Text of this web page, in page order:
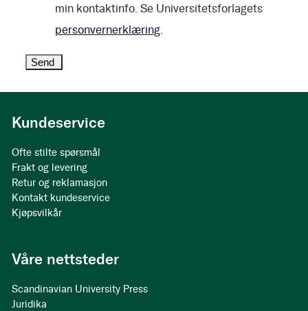
min kontaktinfo. Se Universitetsforlagets
personvernerklæring
Kundeservice
Ofte stilte spørsmål
Frakt og levering
Retur og reklamasjon
Kontakt kundeservice
Kjøpsvilkår
Våre nettsteder
Scandinavian University Press
Juridika